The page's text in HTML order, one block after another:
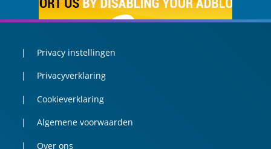
Privacy instellingen
Privacyverklaring
Cookieverklaring
Algemene voorwaarden
Over ons